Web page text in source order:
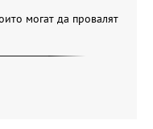
могат да провалят